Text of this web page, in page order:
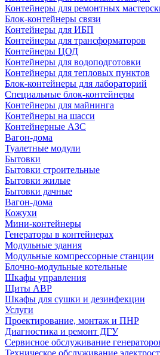
Контейнеры для ремонтных
Блок-контейнеры связи
Контейнеры для ИБП
Контейнеры для трансформаторов
Контейнеры ЦОД
Контейнеры для водоподготовки
Контейнеры для тепловых пунктов
Блок-контейнеры для лабораторий
Специальные блок-контейнеры
Контейнеры для майнинга
Контейнеры на шасси
Контейнерные АЗС
Вагон-дома
Туалетные модули
Бытовки
Бытовки строительные
Бытовки жилые
Бытовки дачные
Вагон-дома
Кожухи
Мини-контейнеры
Генераторы в контейнерах
Модульные здания
Модульные компрессорные станции
Блочно-модульные котельные
Шкафы управления
Щиты АВР
Шкафы для сушки и дезинфекции
Услуги
Проектирование, монтаж и ПНР
Диагностика и ремонт ДГУ
Сервисное обслуживание
Техническое обслуживание